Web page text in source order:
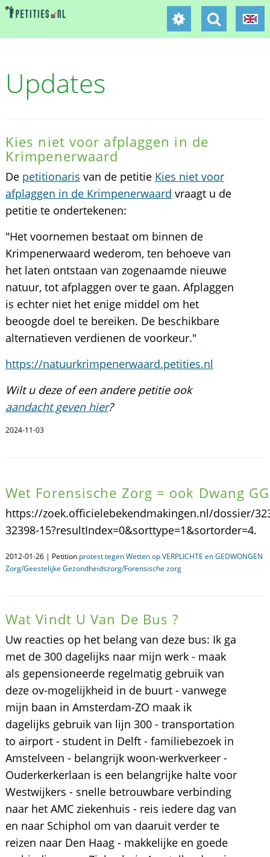
Updates
Kies niet voor afplaggen in de
Krimpenerwaard
De petitionaris van de petitie Kies niet voor
afplaggen in de Krimpenerwaard vraagt u de
petitie te ondertekenen:
"Het voornemen bestaat om binnen de
Krimpenerwaard wederom, ten behoeve van
het laten ontstaan van zogenaamde nieuwe
natuur, tot afplaggen over te gaan. Afplaggen
is echter niet het enige middel om het
beoogde doel te bereiken. De beschikbare
alternatieven verdienen de voorkeur."
https://natuurkrimpenerwaard.petities.nl
Wilt u deze of een andere petitie ook
aandacht geven hier?
2024-11-03
Wet Forensische Zorg = ook Dwang
https://zoek.officielebekendmakingen.nl/dossier/
32398-15?resultIndex=0&sorttype=1&sortorder=4.
2012-01-26 | Petition protest tegen Wetten op VERPLICHTE en GEDWONGEN
Zorg/Geestelijke Gezondheidszorg/Forensische zorg
Wat Vindt U Van De Bus ?
Uw reacties op het belang van deze bus: Ik ga
met de 300 dagelijks naar mijn werk - maak
als gepensioneerde regelmatig gebruik van
deze ov-mogelijkheid in de buurt - vanwege
mijn baan in Amsterdam-ZO maak ik
dagelijks gebruik van lijn 300 - transportation
to airport - student in Delft - familiebezoek in
Amstelveen - belangrijk woon-werkverkeer -
Ouderkerkerlaan is een belangrijke halte voor
Westwijkers - snelle betrouwbare verbinding
naar het AMC ziekenhuis - reis iedere dag van
en naar Schiphol om van daaruit verder te
reizen naar Den Haag - makkelijke en goede